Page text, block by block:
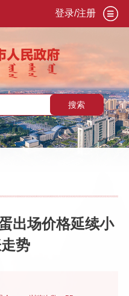
登录/注册
搜索
>政府信息公开>法
出场价格延续小
势